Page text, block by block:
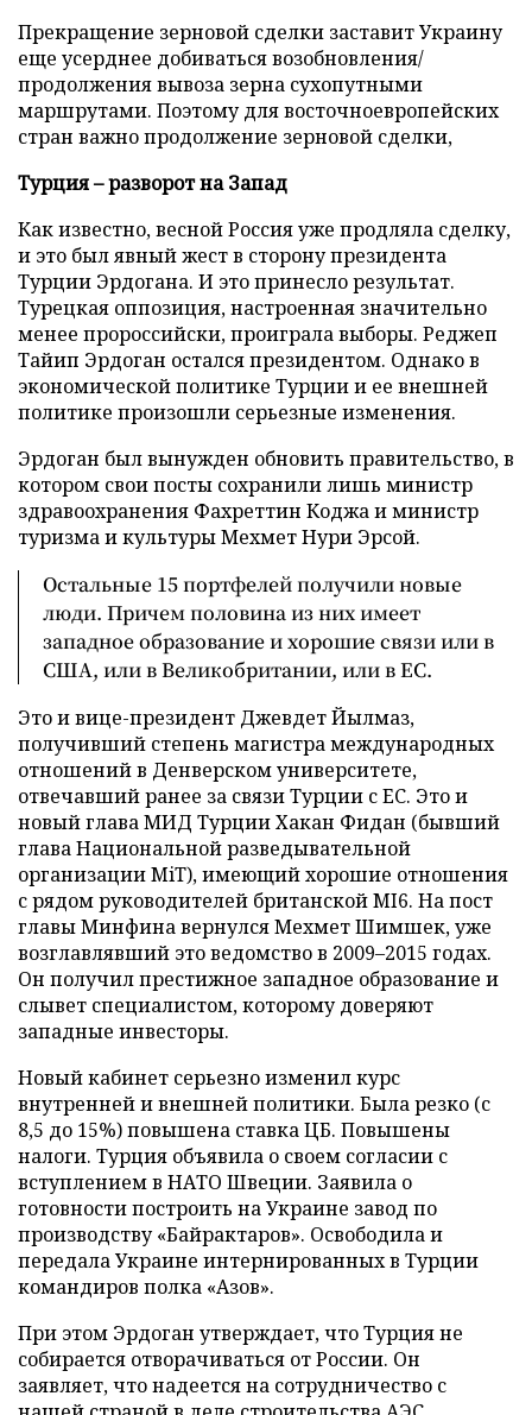
Прекращение зерновой сделки заставит Украину
еще усерднее добиваться возобновления/
продолжения вывоза зерна сухопутными
маршрутами. Поэтому для восточноевропейских
стран важно продолжение зерновой сделки,
Турция – разворот на Запад
Как известно, весной Россия уже продляла сделку,
и это был явный жест в сторону президента
Турции Эрдогана. И это принесло результат.
Турецкая оппозиция, настроенная значительно
менее пророссийски, проиграла выборы. Реджеп
Тайип Эрдоган остался президентом. Однако в
экономической политике Турции и ее внешней
политике произошли серьезные изменения.
Эрдоган был вынужден обновить правительство, в
котором свои посты сохранили лишь министр
здравоохранения Фахреттин Коджа и министр
туризма и культуры Мехмет Нури Эрсой.
Остальные 15 портфелей получили новые
люди. Причем половина из них имеет
западное образование и хорошие связи или в
США, или в Великобритании, или в ЕС.
Это и вице-президент Джевдет Йылмаз,
получивший степень магистра международных
отношений в Денверском университете,
отвечавший ранее за связи Турции с ЕС. Это и
новый глава МИД Турции Хакан Фидан (бывший
глава Национальной разведывательной
организации MiT), имеющий хорошие отношения
с рядом руководителей британской MI6. На пост
главы Минфина вернулся Мехмет Шимшек, уже
возглавлявший это ведомство в 2009–2015 годах.
Он получил престижное западное образование и
слывет специалистом, которому доверяют
западные инвесторы.
Новый кабинет серьезно изменил курс
внутренней и внешней политики. Была резко (с
8,5 до 15%) повышена ставка ЦБ. Повышены
налоги. Турция объявила о своем согласии с
вступлением в НАТО Швеции. Заявила о
готовности построить на Украине завод по
производству «Байрактаров». Освободила и
передала Украине интернированных в Турции
командиров полка «Азов».
При этом Эрдоган утверждает, что Турция не
собирается отворачиваться от России. Он
заявляет, что надеется на сотрудничество с